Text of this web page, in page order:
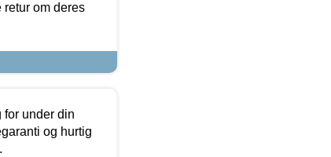
retur om deres
for under din
og hurtig